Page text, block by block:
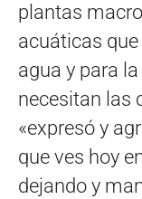
plantas
acuáticas
agua y para
necesitan las
«expresó y
que ves hoy
dejando y